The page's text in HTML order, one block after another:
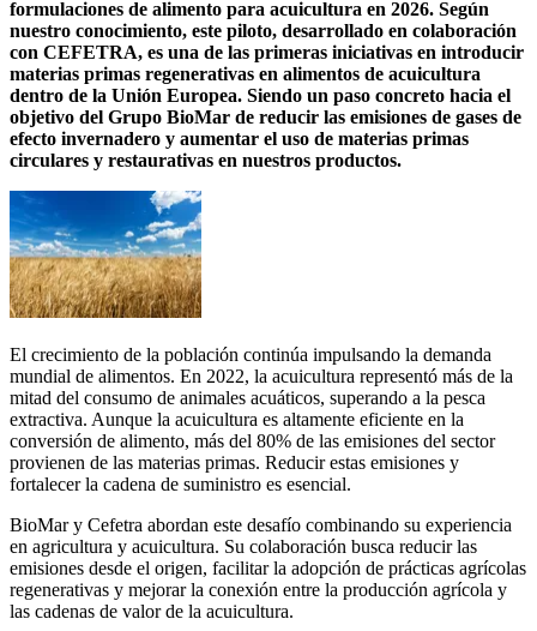
formulaciones de alimento para acuicultura en 2026. Según
nuestro conocimiento, este piloto, desarrollado en colaboración
con CEFETRA, es una de las primeras iniciativas en introducir
materias primas regenerativas en alimentos de acuicultura
dentro de la Unión Europea. Siendo un paso concreto hacia el
objetivo del Grupo BioMar de reducir las emisiones de gases de
efecto invernadero y aumentar el uso de materias primas
circulares y restaurativas en nuestros productos.
El crecimiento de la población continúa impulsando la demanda
mundial de alimentos. En 2022, la acuicultura representó más de la
mitad del consumo de animales acuáticos, superando a la pesca
extractiva. Aunque la acuicultura es altamente eficiente en la
conversión de alimento, más del 80% de las emisiones del sector
provienen de las materias primas. Reducir estas emisiones y
fortalecer la cadena de suministro es esencial.
BioMar y Cefetra abordan este desafío combinando su experiencia
en agricultura y acuicultura. Su colaboración busca reducir las
emisiones desde el origen, facilitar la adopción de prácticas agrícolas
regenerativas y mejorar la conexión entre la producción agrícola y
las cadenas de valor de la acuicultura.